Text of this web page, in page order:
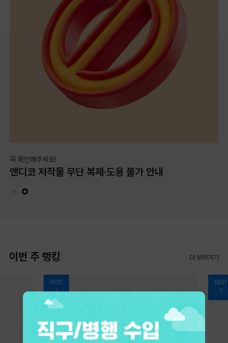
꼭 확인해주세요!
앤디코 저작물 무단 복제·도용 불가 안내
이번 주 랭킹 더 보러가기
BEST
1
BEST
2